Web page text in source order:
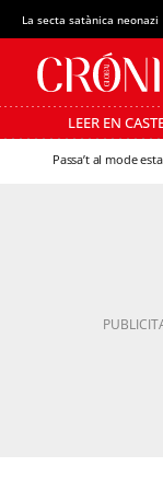
La secta satànica neonazi
LEER EN
Passa’t al mode